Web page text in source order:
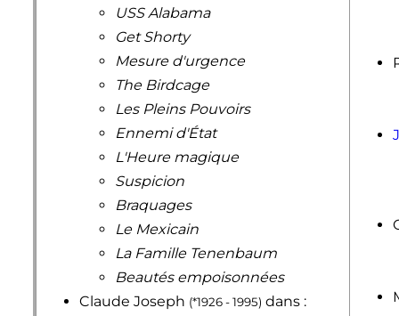
USS Alabama
Get Shorty
Mesure d'urgence
The Birdcage
Les Pleins Pouvoirs
Ennemi d'État
L'Heure magique
Suspicion
Braquages
Le Mexicain
La Famille Tenenbaum
Beautés empoisonnées
Claude Joseph (*1926 - 1995) dans :